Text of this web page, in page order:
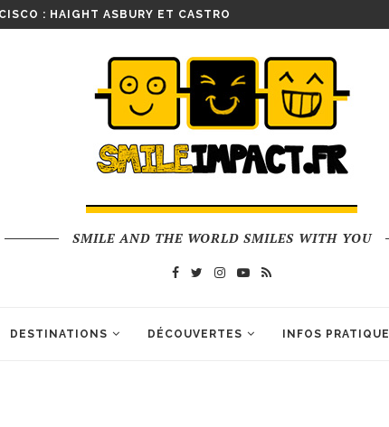
: HAIGHT ASBURY ET CASTRO
SMILE AND THE WORLD SMILES WITH YOU
DESTINATIONS DÉCOUVERTES INFOS PRATIQUE